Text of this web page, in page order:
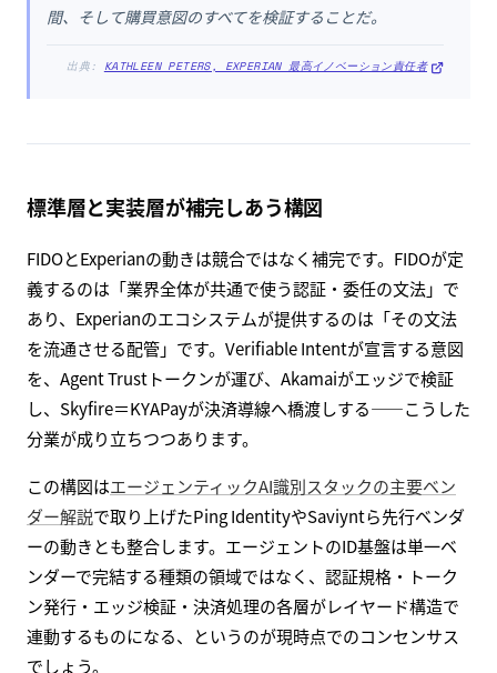
間、そして購買意図のすべてを検証することだ。
出典: KATHLEEN PETERS, EXPERIAN 最高イノベーション責任者
標準層と実装層が補完しあう構図
FIDOとExperianの動きは競合ではなく補完です。FIDOが定
義するのは「業界全体が共通で使う認証・委任の文法」で
あり、Experianのエコシステムが提供するのは「その文法
を流通させる配管」です。Verifiable Intentが宣言する意図
を、Agent Trustトークンが運び、Akamaiがエッジで検証
し、Skyfire＝KYAPayが決済導線へ橋渡しする——こうした
分業が成り立ちつつあります。
この構図はエージェンティックAI識別スタックの主要ベン
ダー解説で取り上げたPing IdentityやSaviyntら先行ベンダ
ーの動きとも整合します。エージェントのID基盤は単一ベ
ンダーで完結する種類の領域ではなく、認証規格・トーク
ン発行・エッジ検証・決済処理の各層がレイヤード構造で
連動するものになる、というのが現時点でのコンセンサス
でしょう。